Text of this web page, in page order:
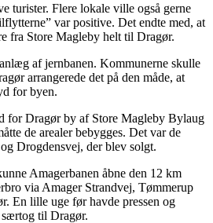
turister. Flere lokale ville også gerne
var positive. Det endte med, at
fra Store Magleby helt til Dragør.
af jernbanen. Kommunerne skulle
arrangerede det på den måde, at
for byen.
for Dragør by af Store Magleby Bylaug
de arealer bebygges. Det var de
Drogdensvej, der blev solgt.
Amagerbanen åbne den 12 km
via Amager Strandvej, Tømmerup
En lille uge før havde pressen og
til Dragør.